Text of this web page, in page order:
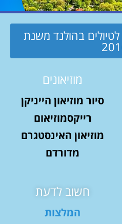
בהולנד משנת
מוזיאונים
סיור מוזיאון הייניקן
רייקסמוזיאום
מוזיאון האינסטגרם
מדורדם
חשוב לדעת
המלצות